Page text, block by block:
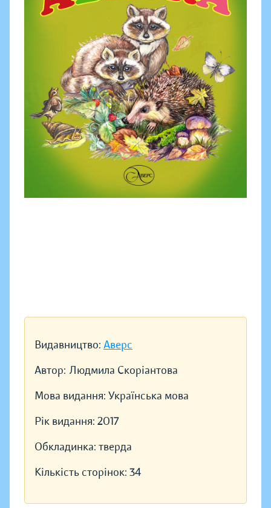
Видавництво: Аверс
Автор: Людмила Скоріантова
Мова видання: Українська мова
Рік видання: 2017
Обкладинка: тверда
Кількість сторінок: 34